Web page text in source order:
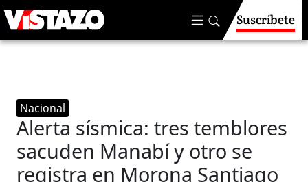
Suscríbete
Nacional
Alerta sísmica: tres temblores
sacuden Manabí y otro se
registra en Morona Santiago